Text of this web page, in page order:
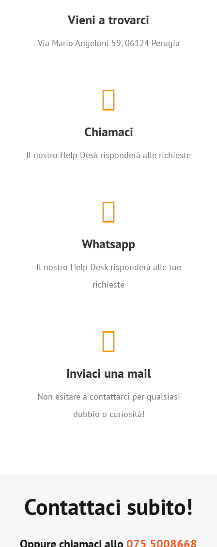
Vieni a trovarci
Via Mario Angeloni 59, 06124 Perugia
Chiamaci
Il nostro Help Desk risponderà alle richieste
Chiamaci
Whatsapp
Il nostro Help Desk risponderà alle tue
richieste
Chatta con noi
Inviaci una mail
Non esitare a contattarci per qualsiasi
dubbio o curiosità!
Inviaci una mail
Contattaci subito!
Oppure chiamaci allo 075 5008668